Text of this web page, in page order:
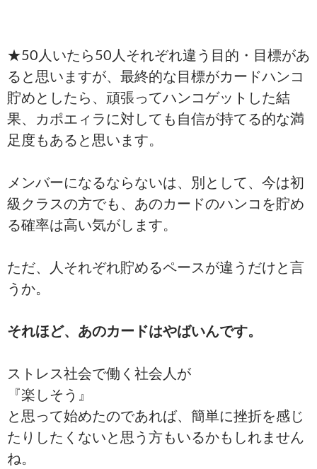
★50人いたら50人それぞれ違う目的・目標があ
ると思いますが、最終的な目標がカードハンコ
貯めとしたら、頑張ってハンコゲットした結
果、カポエィラに対しても自信が持てる的な満
足度もあると思います。
メンバーになるならないは、別として、今は初
級クラスの方でも、あのカードのハンコを貯め
る確率は高い気がします。
ただ、人それぞれ貯めるペースが違うだけと言
うか。
それほど、あのカードはやばいんです。
ストレス社会で働く社会人が
『楽しそう』
と思って始めたのであれば、簡単に挫折を感じ
たりしたくないと思う方もいるかもしれません
ね。